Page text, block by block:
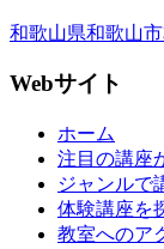
和歌山県和歌山
Webサイト
ホーム
注目の講座
ジャンルで
体験講座を
教室へのア